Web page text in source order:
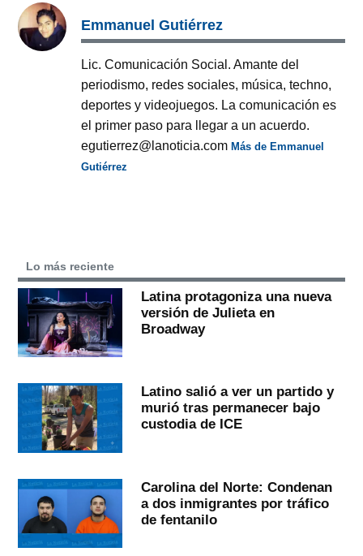
Emmanuel Gutiérrez
Lic. Comunicación Social. Amante del
periodismo, redes sociales, música, techno,
deportes y videojuegos. La comunicación es
el primer paso para llegar a un acuerdo.
egutierrez@lanoticia.comMás de Emmanuel
Gutiérrez
Lo más reciente
Latina protagoniza una nueva
versión de Julieta en
Broadway
Latino salió a ver un partido y
murió tras permanecer bajo
custodia de ICE
Carolina del Norte: Condenan
a dos inmigrantes por tráfico
de fentanilo